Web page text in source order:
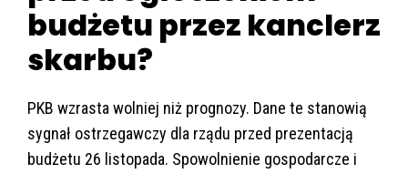
budżetu przez kanclerz
skarbu?
PKB wzrasta wolniej niż prognozy. Dane te stanowią
sygnał ostrzegawczy dla rządu przed prezentacją
budżetu 26 listopada. Spowolnienie gospodarcze i